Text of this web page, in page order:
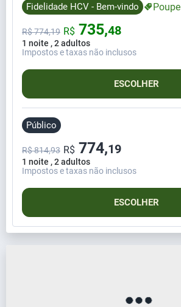
Fidelidade HCV - Bem-vindo Poupe
1 noite , 2 adultos
R$774,19 R$ 735,48
Impostos e taxas não inclusos
ESCOLHER
Público
1 noite , 2 adultos
R$ 814,93 R$ 774,19
Impostos e taxas não inclusos
ESCOLHER